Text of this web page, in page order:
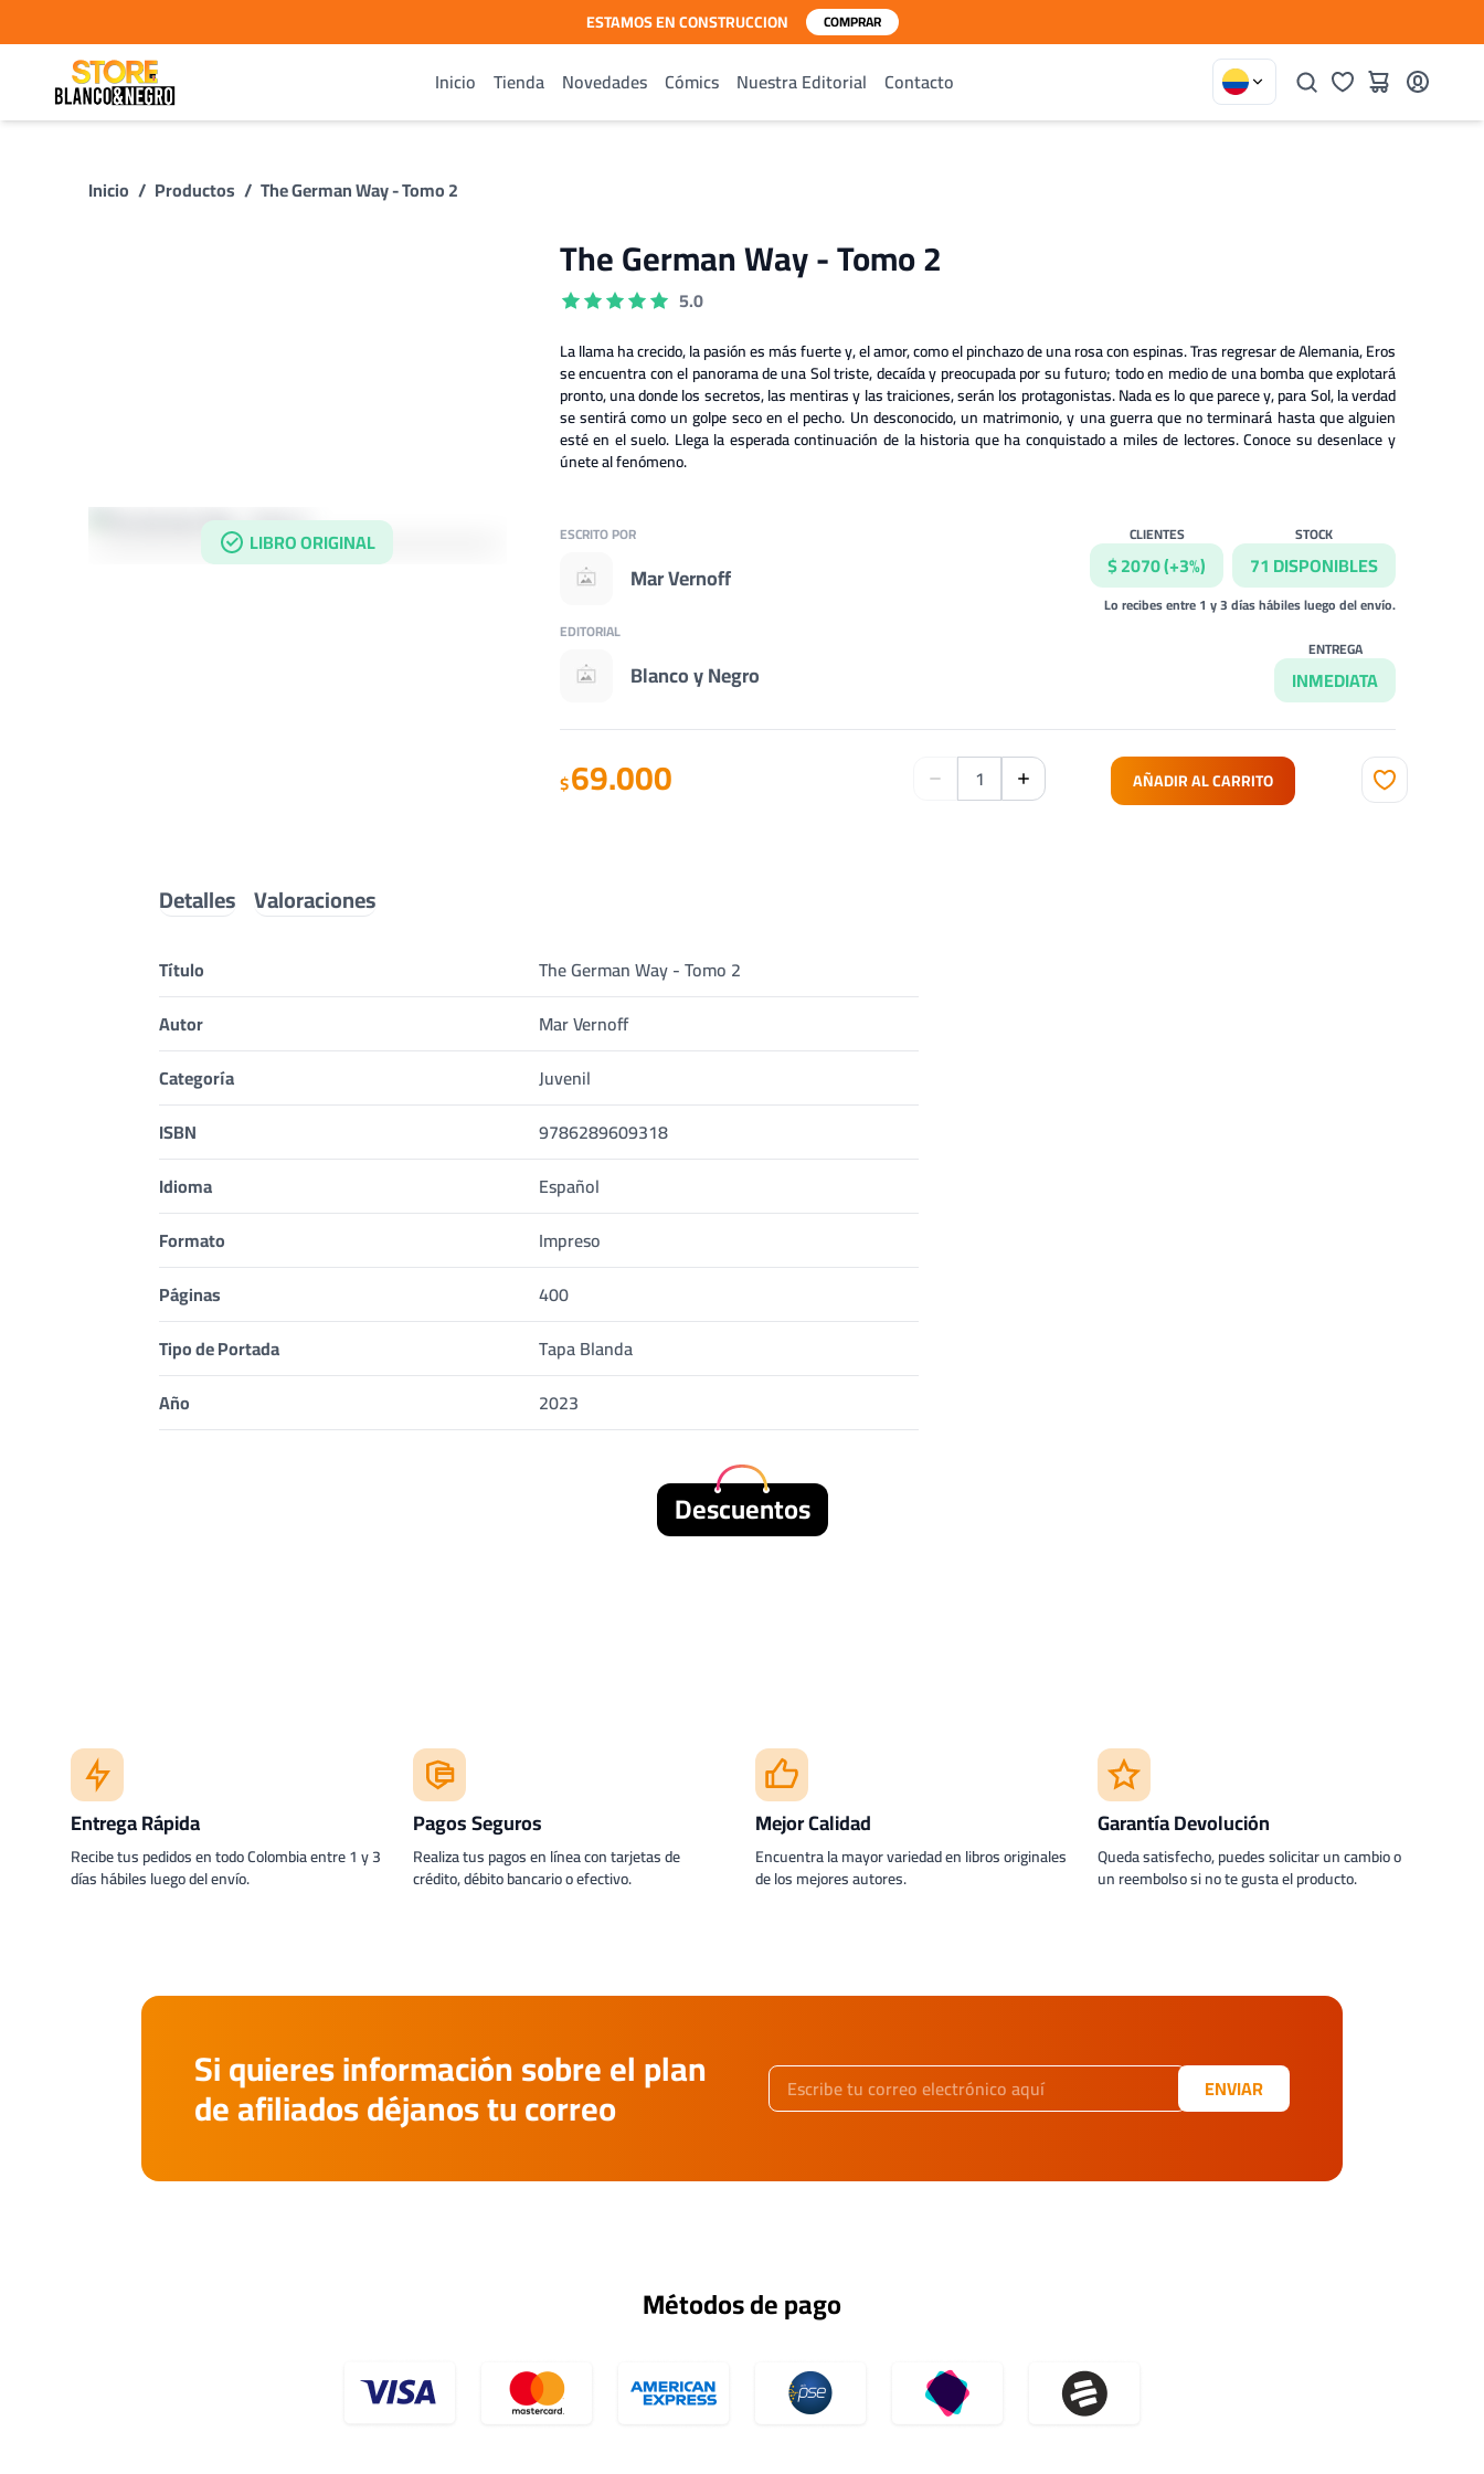
ESTAMOS EN CONSTRUCCION COMPRAR
Inicio Tienda Novedades Cómics Nuestra Editorial Contacto
Inicio / Productos / The German Way - Tomo 2
LIBRO ORIGINAL
The German Way - Tomo 2
5.0
La llama ha crecido, la pasión es más fuerte y, el amor, como el pinchazo de una rosa con espinas. Tras regresar de Alemania, Eros
se encuentra con el panorama de una Sol triste, decaída y preocupada por su futuro; todo en medio de una bomba que explotará
pronto, una donde los secretos, las mentiras y las traiciones, serán los protagonistas. Nada es lo que parece y, para Sol, la verdad
se sentirá como un golpe seco en el pecho. Un desconocido, un matrimonio, y una guerra que no terminará hasta que alguien
esté en el suelo. Llega la esperada continuación de la historia que ha conquistado a miles de lectores. Conoce su desenlace y
únete al fenómeno.
ESCRITO POR
Mar Vernoff
EDITORIAL
Blanco y Negro
CLIENTES
$ 2070 (+3%)
STOCK
71 DISPONIBLES
Lo recibes entre 1 y 3 días hábiles luego del envío.
ENTREGA
INMEDIATA
$69.000 AÑADIR AL CARRITO
Detalles Valoraciones
Título
The German Way - Tomo 2
Autor
Mar Vernoff
Categoría
Juvenil
ISBN
9786289609318
Idioma
Español
Formato
Impreso
Páginas
400
Tipo de Portada
Tapa Blanda
Año
2023
Descuentos
Entrega Rápida
Recibe tus pedidos en todo Colombia entre 1 y 3
días hábiles luego del envío.
Pagos Seguros
Realiza tus pagos en línea con tarjetas de
crédito, débito bancario o efectivo.
Mejor Calidad
Encuentra la mayor variedad en libros originales
de los mejores autores.
Garantía Devolución
Queda satisfecho, puedes solicitar un cambio o
un reembolso si no te gusta el producto.
Si quieres información sobre el plan
de afiliados déjanos tu correo ENVIAR
Métodos de pago